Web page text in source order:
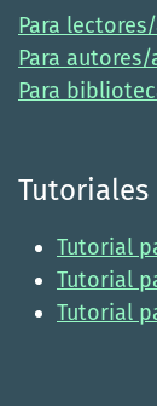
Para
Para autores/
Para
Tutoriales
Tutorial
Tutorial
Tutorial